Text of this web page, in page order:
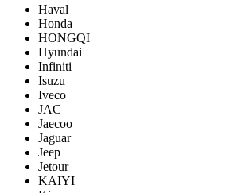
Haval
Honda
HONGQI
Hyundai
Infiniti
Isuzu
Iveco
JAC
Jaecoo
Jaguar
Jeep
Jetour
KAIYI